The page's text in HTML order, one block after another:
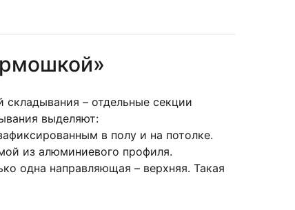
складывания – отдельные секции
выделяют:
в полу и на потолке.
из алюминиевого профиля.
одна направляющая – верхняя. Такая